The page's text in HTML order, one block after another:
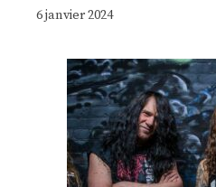
6 janvier 2024